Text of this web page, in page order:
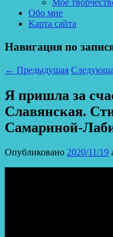
Мое
Обо мне
Карта сайта
Навигация по
← Предыдущая
Я пришла за
Славянская.
Самариной-
Опубликовано 2020/11/19